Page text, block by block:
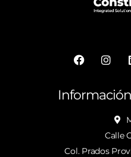
Calle
Col. Prados